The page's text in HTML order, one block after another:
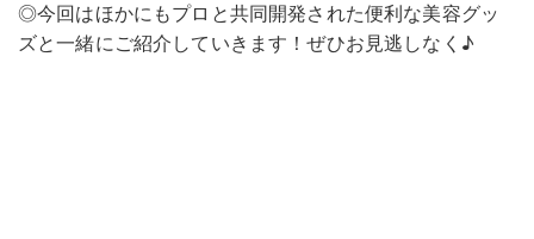
◎今回はほかにもプロと共同開発された便利な美容グッ
ズと一緒にご紹介していきます！ぜひお見逃しなく♪